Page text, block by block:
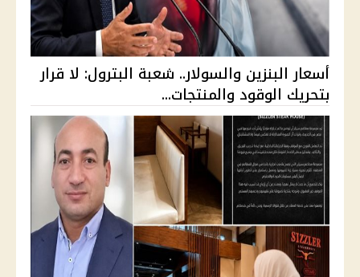
أسعار البنزين والسولار.. شعبة البترول: لا قرار
بتحريك الوقود والمنتجات...